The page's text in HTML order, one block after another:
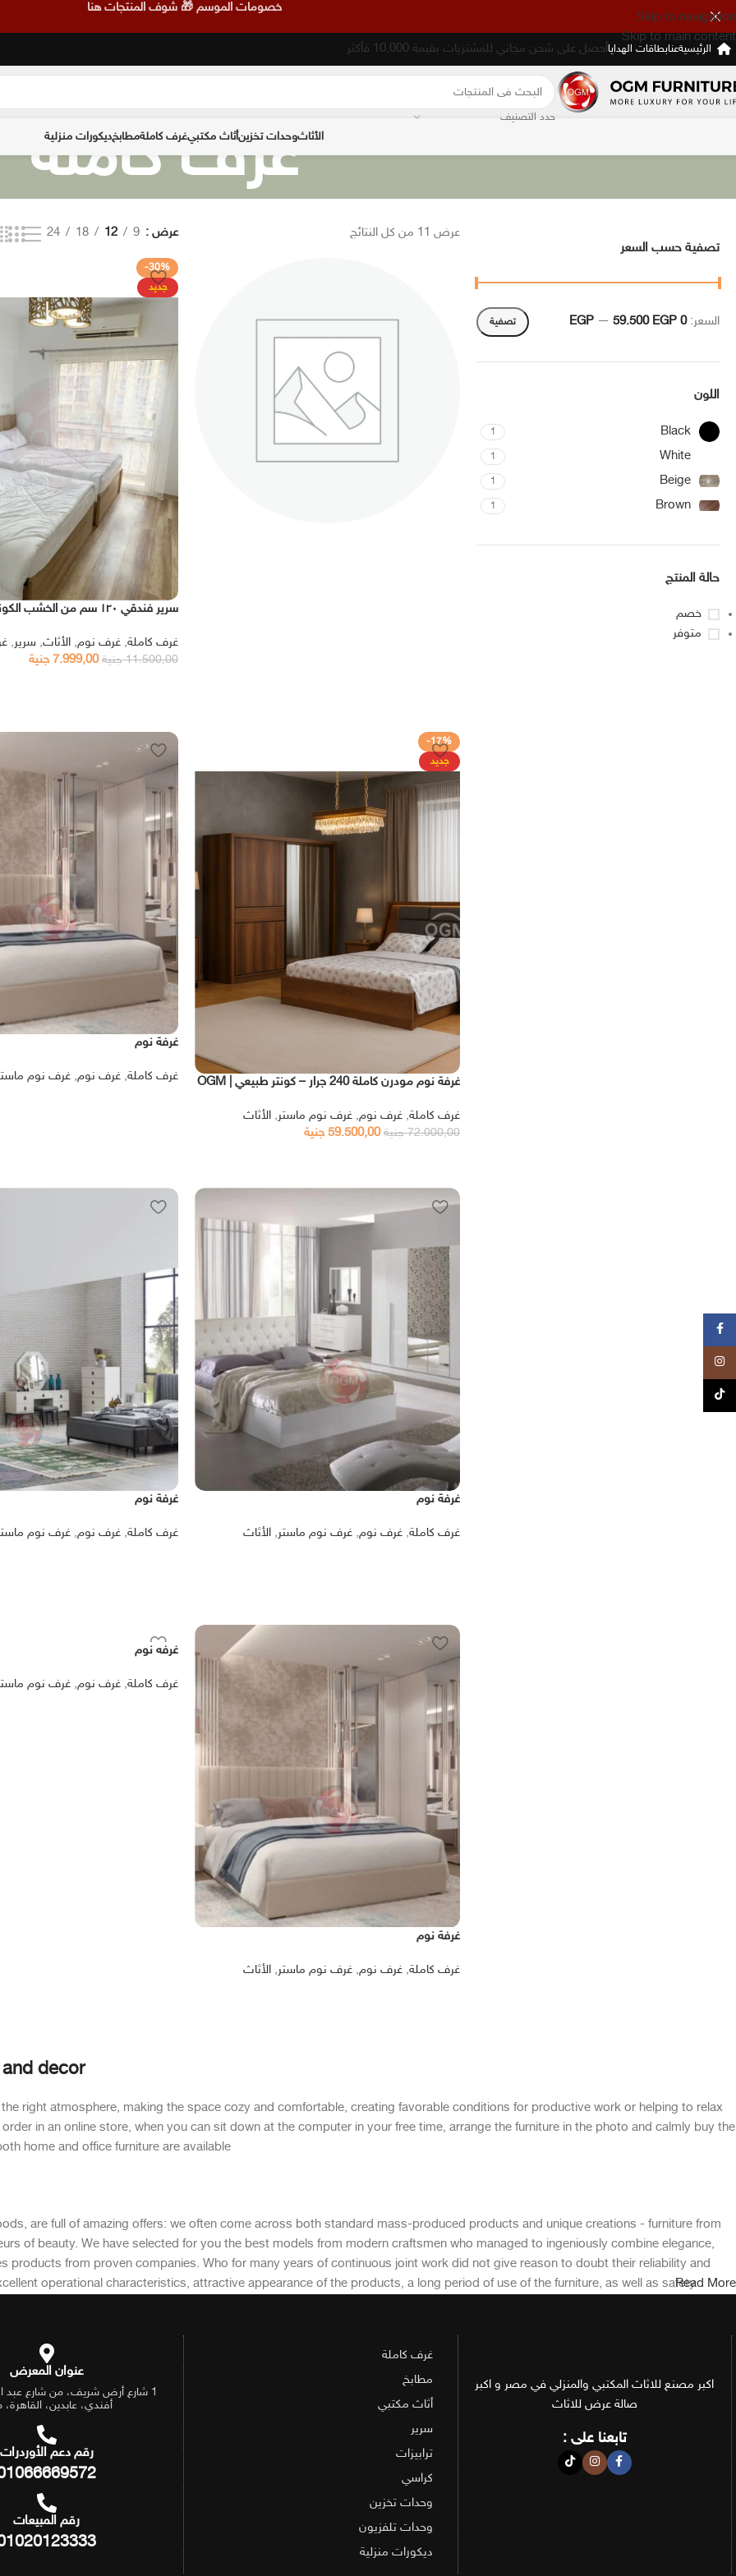
Skip to navigation
Skip to main content
خصومات الموسم 🎁 شوف المنتجات هنا
الرئيسيةعنابطاقات الهداياأحصل على شحن مجاني للمشتريات بقيمة 10,000 فأكثر
حدد التصنيف
الأثاثوحدات تخزينأثاث مكتبيغرف كاملةمطابخديكورات منزلية
غرف كاملة
تصفية حسب السعر
تصفية السعر:0 EGP
— 59.500 EGP
اللون
Black
1
White
1
Beige
1
Brown
1
حالة المنتج
خصم
متوفر
عرض ⁦11⁩ من كل النتائج عرض 9
12
18
24
-30%
جديد
سرير فندقي ١٢٠ سم من الخشب الكونتر
غرف كاملة, غرف نوم, الأثاث, سرير,
11.500,00 جنية 7.999,00 جنية
-17%
جديد
غرفة نوم مودرن كاملة 240 جرار – كونتر طبيعي | OGM
غرف كاملة, غرف نوم, غرف نوم ماستر, الأثاث
72.000,00 جنية 59.500,00 جنية
غرفة نوم
غرف كاملة, غرف نوم, غرف نوم
غرفة نوم
غرف كاملة, غرف نوم, غرف نوم ماستر, الأثاث
غرفة نوم
غرف كاملة, غرف نوم, غرف نوم
غرفة نوم
غرف كاملة, غرف نوم, غرف نوم ماستر, الأثاث
غرفه نوم
غرف كاملة, غرف نوم, غرف نوم
decor
right atmosphere, making the space cozy and comfortable, creating favorable conditions for productive work or helping to relax
in an online store, when you can sit down at the computer in your free time, arrange the furniture in the photo and calmly buy the
home and office furniture are available.
are full of amazing offers: we often come across both standard mass-produced products and unique creations - furniture from
of beauty. We have selected for you the best models from modern craftsmen who managed to ingeniously combine elegance,
products from proven companies. Who for many years of continuous joint work did not give reason to doubt their reliability and
operational characteristics, attractive appearance of the products, a long period of use of the furniture, as well as safety.Read More
اكبر مصنع للاثاث المكتبي والمنزلي في مصر و اكبر
صالة عرض للاثاث
تابعنا على :
غرف كاملة
مطابخ
أثاث مكتبي
سرير
ترابيزات
كراسي
وحدات تخزين
وحدات تلفزيون
ديكورات منزلية
عنوان المعرض
1 شارع أرض شريف، من شارع عبد
أفندي، عابدين،
رقم دعم الأوردرات
رقم المبيعات